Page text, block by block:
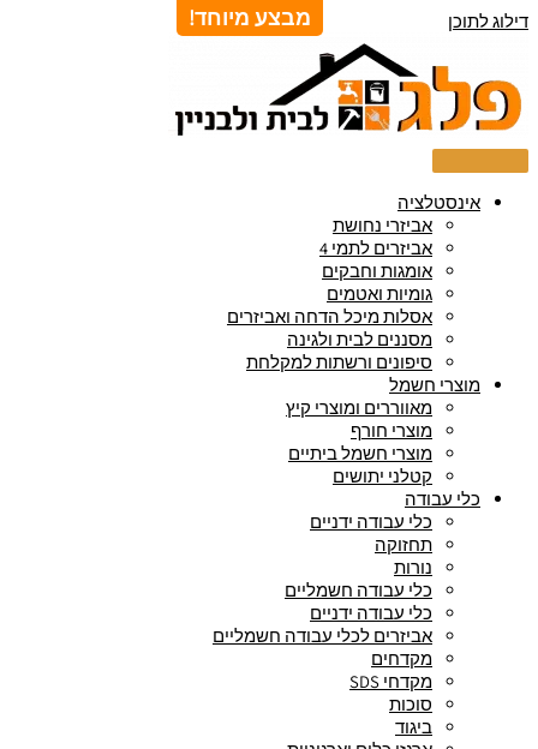
דילוג לתוכן
אינסטלציה
אביזרי נחושת
אביזרים לתמי 4
אומגות וחבקים
גומיות ואטמים
אסלות מיכל הדחה ואביזרים
מסננים לבית ולגינה
סיפונים ורשתות למקלחת
מוצרי חשמל
מאווררים ומוצרי קיץ
מוצרי חורף
מוצרי חשמל ביתיים
קטלני יתושים
כלי עבודה
כלי עבודה ידניים
תחזוקה
נורות
כלי עבודה חשמליים
כלי עבודה ידניים
אביזרים לכלי עבודה חשמליים
מקדחים
מקדחי SDS
סוכות
ביגוד
מבצע מיוחד!